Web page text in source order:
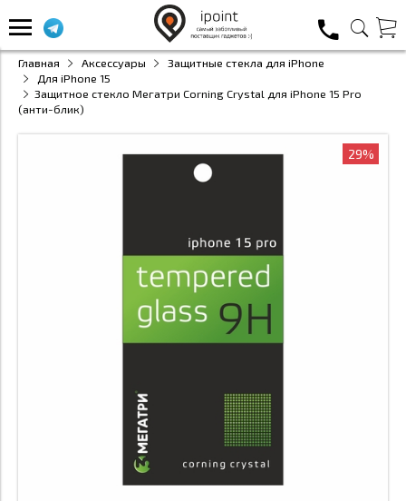
Главная Аксессуары
Защитные стекла для iPhone
Для iPhone 15
Защитное стекло Мегатри Corning Crystal для iPhone 15 Pro
(анти-блик)
29%